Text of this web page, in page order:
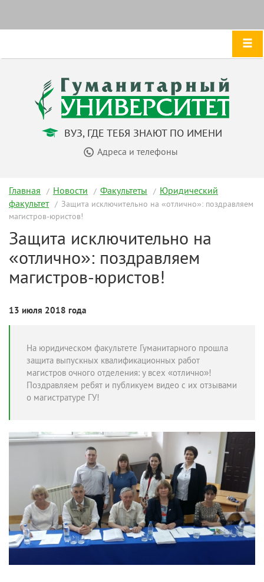
ВУЗ, ГДЕ ТЕБЯ ЗНАЮТ ПО ИМЕНИ
Адреса и телефоны
Главная Новости Факультеты
Юридический
факультет
Защита исключительно на «отлично»: поздравляем
магистров-юристов!
Защита исключительно на
«отлично»: поздравляем
магистров-юристов!
13 июля 2018 года
На юридическом факультете Гуманитарного прошла
защита выпускных квалификационных работ
магистров очного отделения: у всех «отлично»!
Поздравляем ребят и публикуем видео с их отзывами
о магистратуре ГУ!